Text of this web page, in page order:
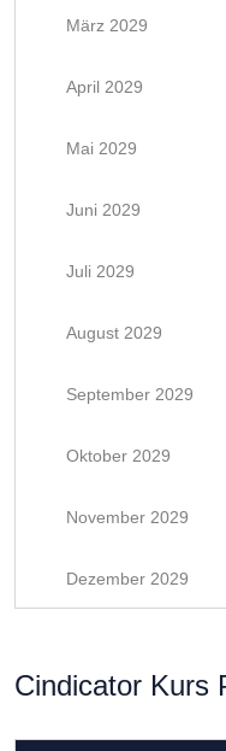
März 2029
April 2029
Mai 2029
Juni 2029
Juli 2029
August 2029
September 2029
Oktober 2029
November 2029
Dezember 2029
Cindicator Kurs